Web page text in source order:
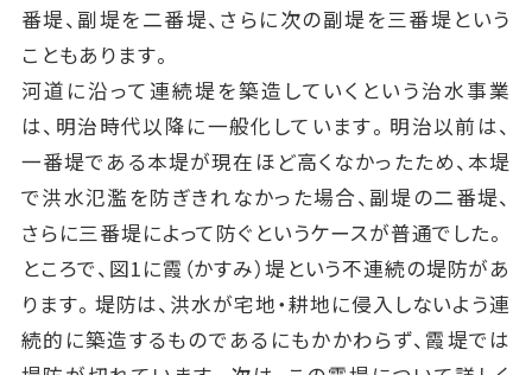
番堤、副堤を二番堤、さらに次の副堤を三番堤という
こともあります。
河道に沿って連続堤を築造していくという治水事業
は、明治時代以降に一般化しています。明治以前は、
一番堤である本堤が現在ほど高くなかったため、本堤
で洪水氾濫を防ぎきれなかった場合、副堤の二番堤、
さらに三番堤によって防ぐというケースが普通でした。
ところで、図1に霞（かすみ）堤という不連続の堤防があ
ります。堤防は、洪水が宅地・耕地に侵入しないよう連
続的に築造するものであるにもかかわらず、霞堤では